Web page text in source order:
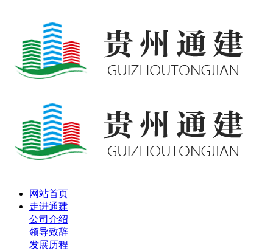
网站首页
走进通建
公司介绍
领导致辞
发展历程